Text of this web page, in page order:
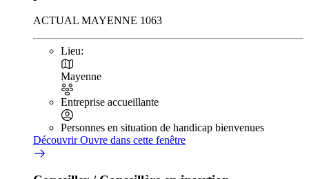
ACTUAL MAYENNE 1063
Lieu:
Mayenne
Entreprise accueillante
Personnes en situation de handicap bienvenues
DécouvrirOuvre dans cette fenêtre